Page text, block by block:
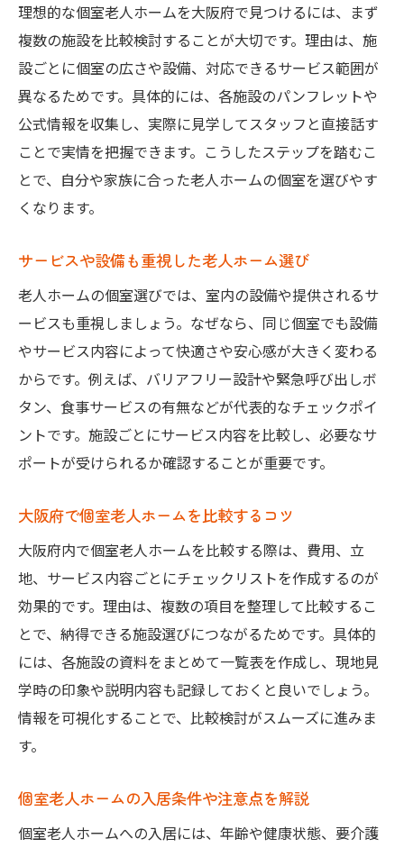
家族と住める老人ホームの選択肢を探る
家族と住める老人ホームのメリットと選び
方
老人ホームで家族と個室生活を楽しむ方法
大阪府で家族と暮らせる老人ホーム事情
個室で家族と安心して過ごせる老人ホーム
家族同居可能な老人ホームの入居条件
新規オープン老人ホーム最新情報まとめ
大阪府の新規オープン老人ホーム最新動向
新規オープン老人ホーム個室の選び方とは
老人ホーム新設情報と個室の特徴をチェッ
ク
新規オープン老人ホームの個室費用目安
個室充実の新規老人ホームを選ぶポイント
大阪府の老人ホーム費用相場を徹底解説
老人ホーム個室の費用相場を詳しく解説
大阪府で老人ホーム費用を比較する方法
個室老人ホームの入居一時金や月額費用の
目安
自立型老人ホームの費用相場と特徴につい
選び
安心できる個室老人ホームの選び方
理想的な個室老人ホームを大阪府で見つけるには、まず
複数の施設を比較検討することが大切です。理由は、施
設ごとに個室の広さや設備、対応できるサービス範囲が
異なるためです。具体的には、各施設のパンフレットや
公式情報を収集し、実際に見学してスタッフと直接話す
ことで実情を把握できます。こうしたステップを踏むこ
とで、自分や家族に合った老人ホームの個室を選びやす
くなります。
サービスや設備も重視した老人ホーム選び
老人ホームの個室選びでは、室内の設備や提供されるサ
ービスも重視しましょう。なぜなら、同じ個室でも設備
やサービス内容によって快適さや安心感が大きく変わる
からです。例えば、バリアフリー設計や緊急呼び出しボ
タン、食事サービスの有無などが代表的なチェックポイ
ントです。施設ごとにサービス内容を比較し、必要なサ
ポートが受けられるか確認することが重要です。
大阪府で個室老人ホームを比較するコツ
大阪府内で個室老人ホームを比較する際は、費用、立
地、サービス内容ごとにチェックリストを作成するのが
効果的です。理由は、複数の項目を整理して比較するこ
とで、納得できる施設選びにつながるためです。具体的
には、各施設の資料をまとめて一覧表を作成し、現地見
学時の印象や説明内容も記録しておくと良いでしょう。
情報を可視化することで、比較検討がスムーズに進みま
す。
個室老人ホームの入居条件や注意点を解説
個室老人ホームへの入居には、年齢や健康状態、要介護